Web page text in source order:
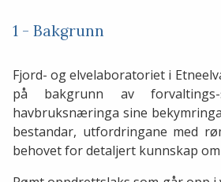
1 - Bakgrunn
Fjord- og elvelaboratoriet i
på bakgrunn av forvaltings-
havbruksnæringa sine
bestandar, utfordringane med
behovet for detaljert kunnskap